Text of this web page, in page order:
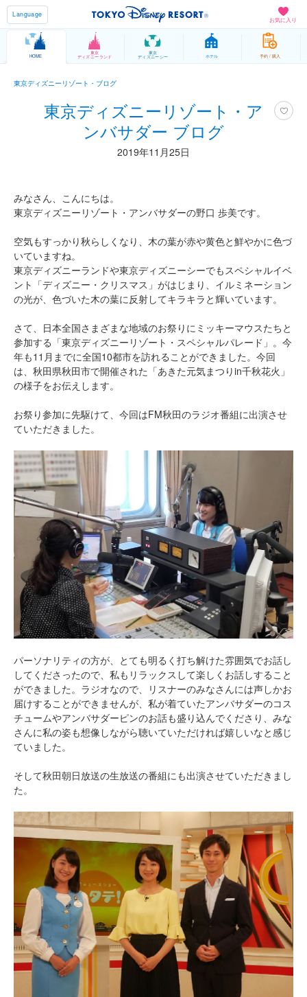
お気に入り
Language
HOME
東京
ディズニーランド
東京
ディズニーシー ホテル 予約 / 購入
東京ディズニーリゾート・ブログ
東京ディズニーリゾート・ア
ンバサダー ブログ
2019年11月25日
みなさん、こんにちは。
東京ディズニーリゾート・アンバサダーの野口 歩美です。
空気もすっかり秋らしくなり、木の葉が赤や黄色と鮮やかに色づ
いていますね。
東京ディズニーランドや東京ディズニーシーでもスペシャルイベ
ント「ディズニー・クリスマス」がはじまり、イルミネーション
の光が、色づいた木の葉に反射してキラキラと輝いています。
さて、日本全国さまざまな地域のお祭りにミッキーマウスたちと
参加する「東京ディズニーリゾート・スペシャルパレード」。今
年も11月までに全国10都市を訪れることができました。今回
は、秋田県秋田市で開催された「あきた元気まつりin千秋花火」
の様子をお伝えします。
お祭り参加に先駆けて、今回はFM秋田のラジオ番組に出演させ
ていただきました。
パーソナリティの方が、とても明るく打ち解けた雰囲気でお話し
してくださったので、私もリラックスして楽しくお話しすること
ができました。ラジオなので、リスナーのみなさんには声しかお
届けすることができませんが、私が着ていたアンバサダーのコス
チュームやアンバサダーピンのお話も盛り込んでくださり、みな
さんに私の姿も想像しながら聴いていただければ嬉しいなと感じ
ていました。
そして秋田朝日放送の生放送の番組にも出演させていただきまし
た。